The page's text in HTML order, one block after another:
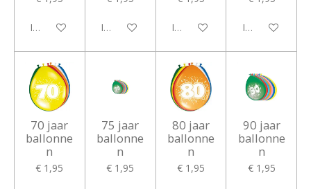
In winkelwagen In winkelwagen In winkelwagen In winkelwagen
70 jaar
ballonne
n
€ 1,95
75 jaar
ballonne
n
€ 1,95
80 jaar
ballonne
n
€ 1,95
90 jaar
ballonne
n
€ 1,95